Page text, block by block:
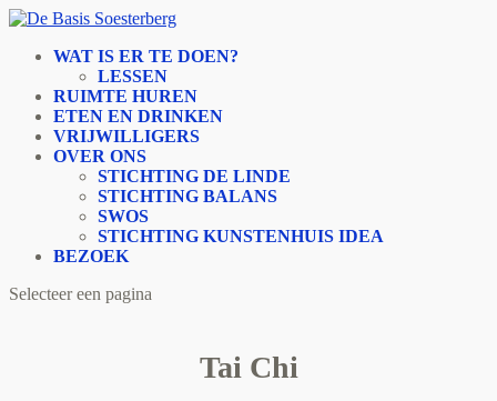
WAT IS ER TE DOEN?
LESSEN
RUIMTE HUREN
ETEN EN DRINKEN
VRIJWILLIGERS
OVER ONS
STICHTING DE LINDE
STICHTING BALANS
SWOS
STICHTING KUNSTENHUIS IDEA
BEZOEK
Selecteer een pagina
Tai Chi